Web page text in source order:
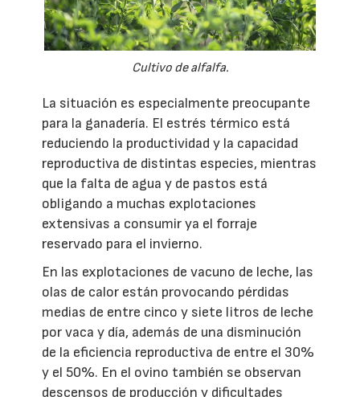
Cultivo de alfalfa.
La situación es especialmente preocupante
para la ganadería. El estrés térmico está
reduciendo la productividad y la capacidad
reproductiva de distintas especies, mientras
que la falta de agua y de pastos está
obligando a muchas explotaciones
extensivas a consumir ya el forraje
reservado para el invierno.
En las explotaciones de vacuno de leche, las
olas de calor están provocando pérdidas
medias de entre cinco y siete litros de leche
por vaca y día, además de una disminución
de la eficiencia reproductiva de entre el 30%
y el 50%. En el ovino también se observan
descensos de producción y dificultades